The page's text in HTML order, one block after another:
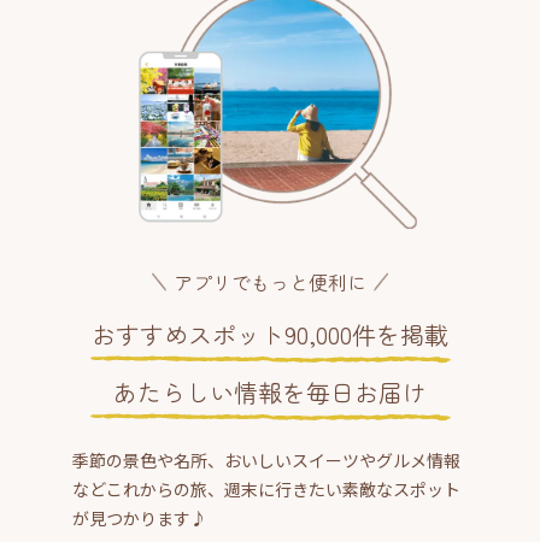
アプリでもっと便利に
おすすめスポット90,000件を掲載
あたらしい情報を毎日お届け
季節の景色や名所、おいしいスイーツやグルメ情報
などこれからの旅、週末に行きたい素敵なスポット
が見つかります♪